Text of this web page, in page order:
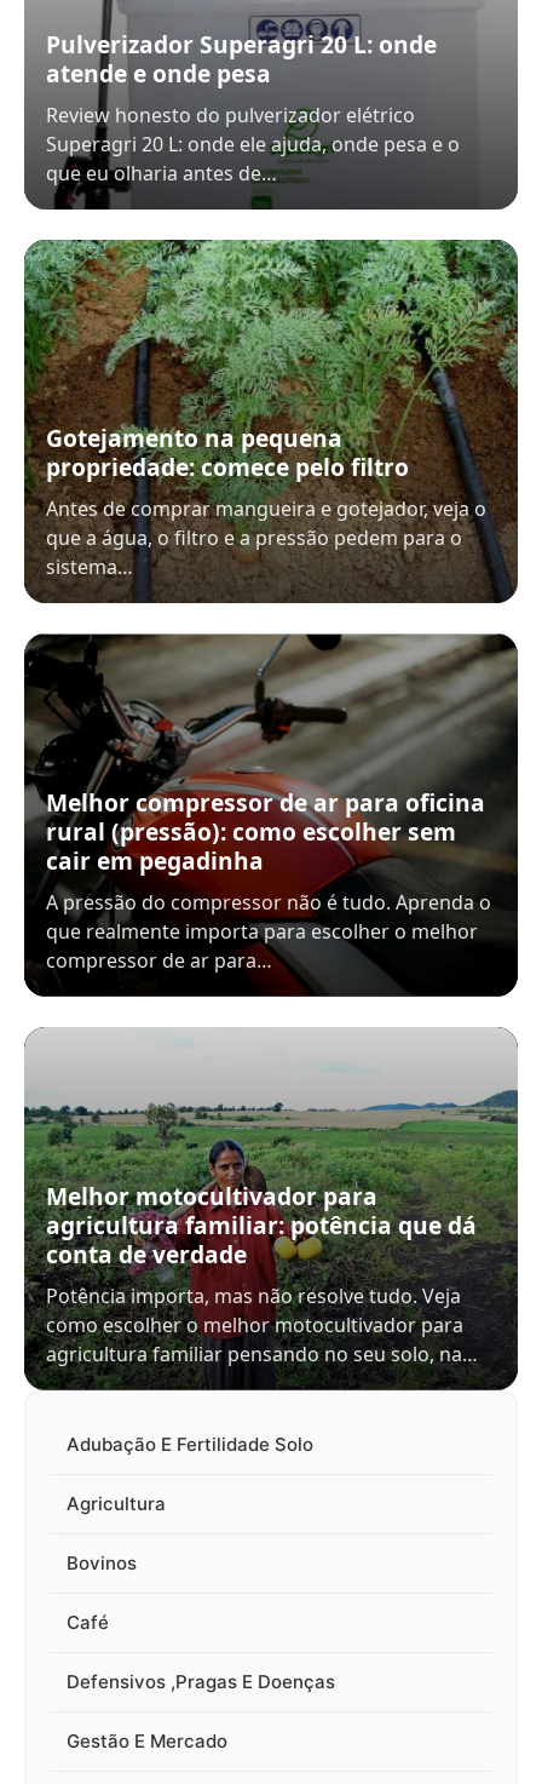
Pulverizador Superagri 20 L: onde
atende e onde pesa
Review honesto do pulverizador elétrico
Superagri 20 L: onde ele ajuda, onde pesa e o
que eu olharia antes de…
Gotejamento na pequena
propriedade: comece pelo filtro
Antes de comprar mangueira e gotejador, veja o
que a água, o filtro e a pressão pedem para o
sistema…
Melhor compressor de ar para oficina
rural (pressão): como escolher sem
cair em pegadinha
A pressão do compressor não é tudo. Aprenda o
que realmente importa para escolher o melhor
compressor de ar para…
Melhor motocultivador para
agricultura familiar: potência que dá
conta de verdade
Potência importa, mas não resolve tudo. Veja
como escolher o melhor motocultivador para
agricultura familiar pensando no seu solo, na…
Adubação E Fertilidade Solo
Agricultura
Bovinos
Café
Defensivos ,Pragas E Doenças
Gestão E Mercado